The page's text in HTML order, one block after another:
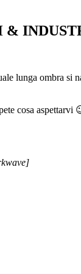
lunga ombra si
cosa aspettarvi